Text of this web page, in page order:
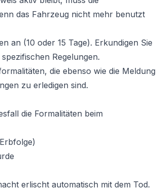
das Fahrzeug nicht mehr benutzt
an (10 oder 15 Tage). Erkundigen Sie
Regelungen.
die ebenso wie die Meldung
zu erledigen sind.
die Formalitäten beim
erlischt automatisch mit dem Tod.